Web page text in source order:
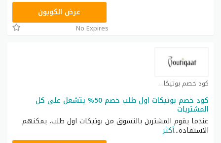
ONRUN20
عرض الكوبون
No Expires
كود خصم بوتيكات كوبون
كود خصم بوتيكات اول طلب خصم 50% يتشغل علی كل
المشتريات
عندما يقوم المشترين بالتسوق من بوتيكات اول طلب، يمكنهم
الاستفادة...أكثر